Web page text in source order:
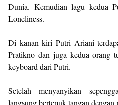
Dunia. Kemudian lagu kedua
Loneliness.
Di kanan kiri Putri Ariani
Pratikno dan juga kedua orang
keyboard dari Putri.
Setelah menyanyikan
langsung bertepuk tangan dengan